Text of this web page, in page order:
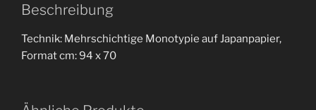
Beschreibung
Technik: Mehrschichtige Monotypie auf Japanpapier,
Format cm: 94 x 70